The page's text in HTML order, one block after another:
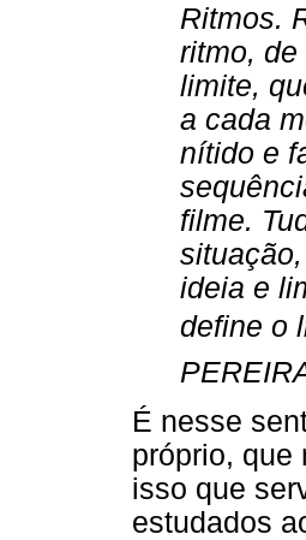
Ritmos.
ritmo,
limite,
a cada
nítido e
filme.
ideia e
define o
É nesse
próprio, que
isso que
estudados